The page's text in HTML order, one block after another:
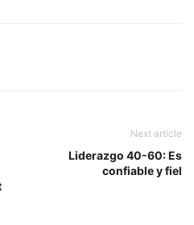
Next article
Liderazgo 40-60: Es
confiable y fiel